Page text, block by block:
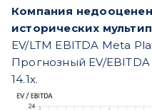
Компания
исторических
EV/LTM EBITDA Meta
Прогнозный EV/EBITDA
14.1х.